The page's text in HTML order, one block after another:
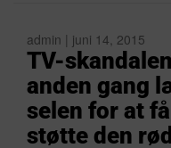
admin | juni 14, 2015
TV-
anden gang
selen for at
støtte den